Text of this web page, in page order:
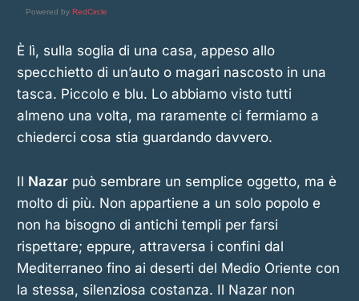
Powered by RedCircle
È lì, sulla soglia di una casa, appeso allo
specchietto di un’auto o magari nascosto in una
tasca. Piccolo e blu. Lo abbiamo visto tutti
almeno una volta, ma raramente ci fermiamo a
chiederci cosa stia guardando davvero.
Il Nazarpuò sembrare un semplice oggetto, ma è
molto di più. Non appartiene a un solo popolo e
non ha bisogno di antichi templi per farsi
rispettare; eppure, attraversa i confini dal
Mediterraneo fino ai deserti del Medio Oriente con
la stessa, silenziosa costanza. Il Nazar non